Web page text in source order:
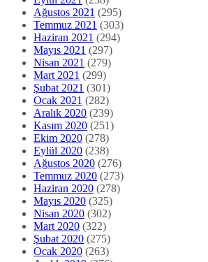
Ağustos 2021 (295)
Temmuz 2021 (303)
Haziran 2021 (294)
Mayıs 2021 (297)
Nisan 2021 (279)
Mart 2021 (299)
Şubat 2021 (301)
Ocak 2021 (282)
Aralık 2020 (239)
Kasım 2020 (251)
Ekim 2020 (278)
Eylül 2020 (238)
Ağustos 2020 (276)
Temmuz 2020 (273)
Haziran 2020 (278)
Mayıs 2020 (325)
Nisan 2020 (302)
Mart 2020 (322)
Şubat 2020 (275)
Ocak 2020 (263)